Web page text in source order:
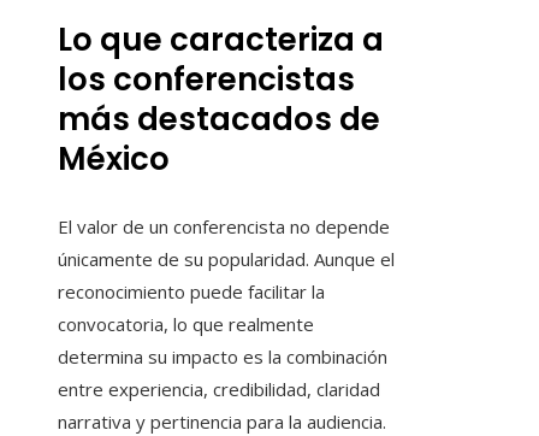
Lo que caracteriza a
los conferencistas
más destacados de
México
El valor de un conferencista no depende
únicamente de su popularidad. Aunque el
reconocimiento puede facilitar la
convocatoria, lo que realmente
determina su impacto es la combinación
entre experiencia, credibilidad, claridad
narrativa y pertinencia para la audiencia.